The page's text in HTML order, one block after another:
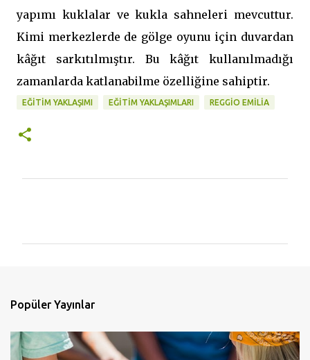
yapımı kuklalar ve kukla sahneleri mevcuttur.
Kimi merkezlerde de gölge oyunu için duvardan
kâğıt sarkıtılmıştır. Bu kâğıt kullanılmadığı
zamanlarda katlanabilme özelliğine sahiptir.
EĞITIM YAKLAŞIMI EĞITIM YAKLAŞIMLARI REGGIO EMILIA
r
Popüler Yayınlar